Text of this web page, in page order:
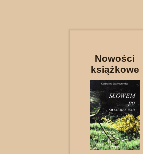
Nowości
książkowe